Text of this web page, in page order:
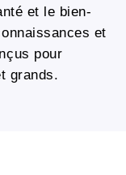
et le bien-
et
pour
grands.